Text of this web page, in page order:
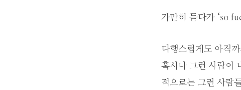
가만히 듣다가 ‘so
다행스럽게도 아직
혹시나 그런 사람이
적으로는 그런 사람